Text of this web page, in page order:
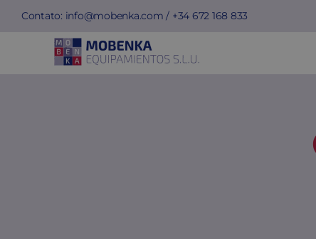
SkipContato: info@mobenka.com / +34 672 168 833